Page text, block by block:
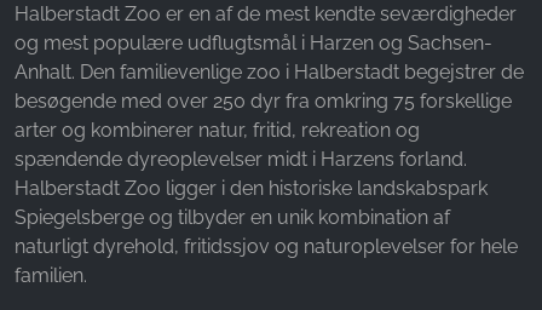
Halberstadt Zoo er en af de mest kendte seværdigheder
og mest populære udflugtsmål i Harzen og Sachsen-
Anhalt. Den familievenlige zoo i Halberstadt begejstrer de
besøgende med over 250 dyr fra omkring 75 forskellige
arter og kombinerer natur, fritid, rekreation og
spændende dyreoplevelser midt i Harzens forland.
Halberstadt Zoo ligger i den historiske landskabspark
Spiegelsberge og tilbyder en unik kombination af
naturligt dyrehold, fritidssjov og naturoplevelser for hele
familien.